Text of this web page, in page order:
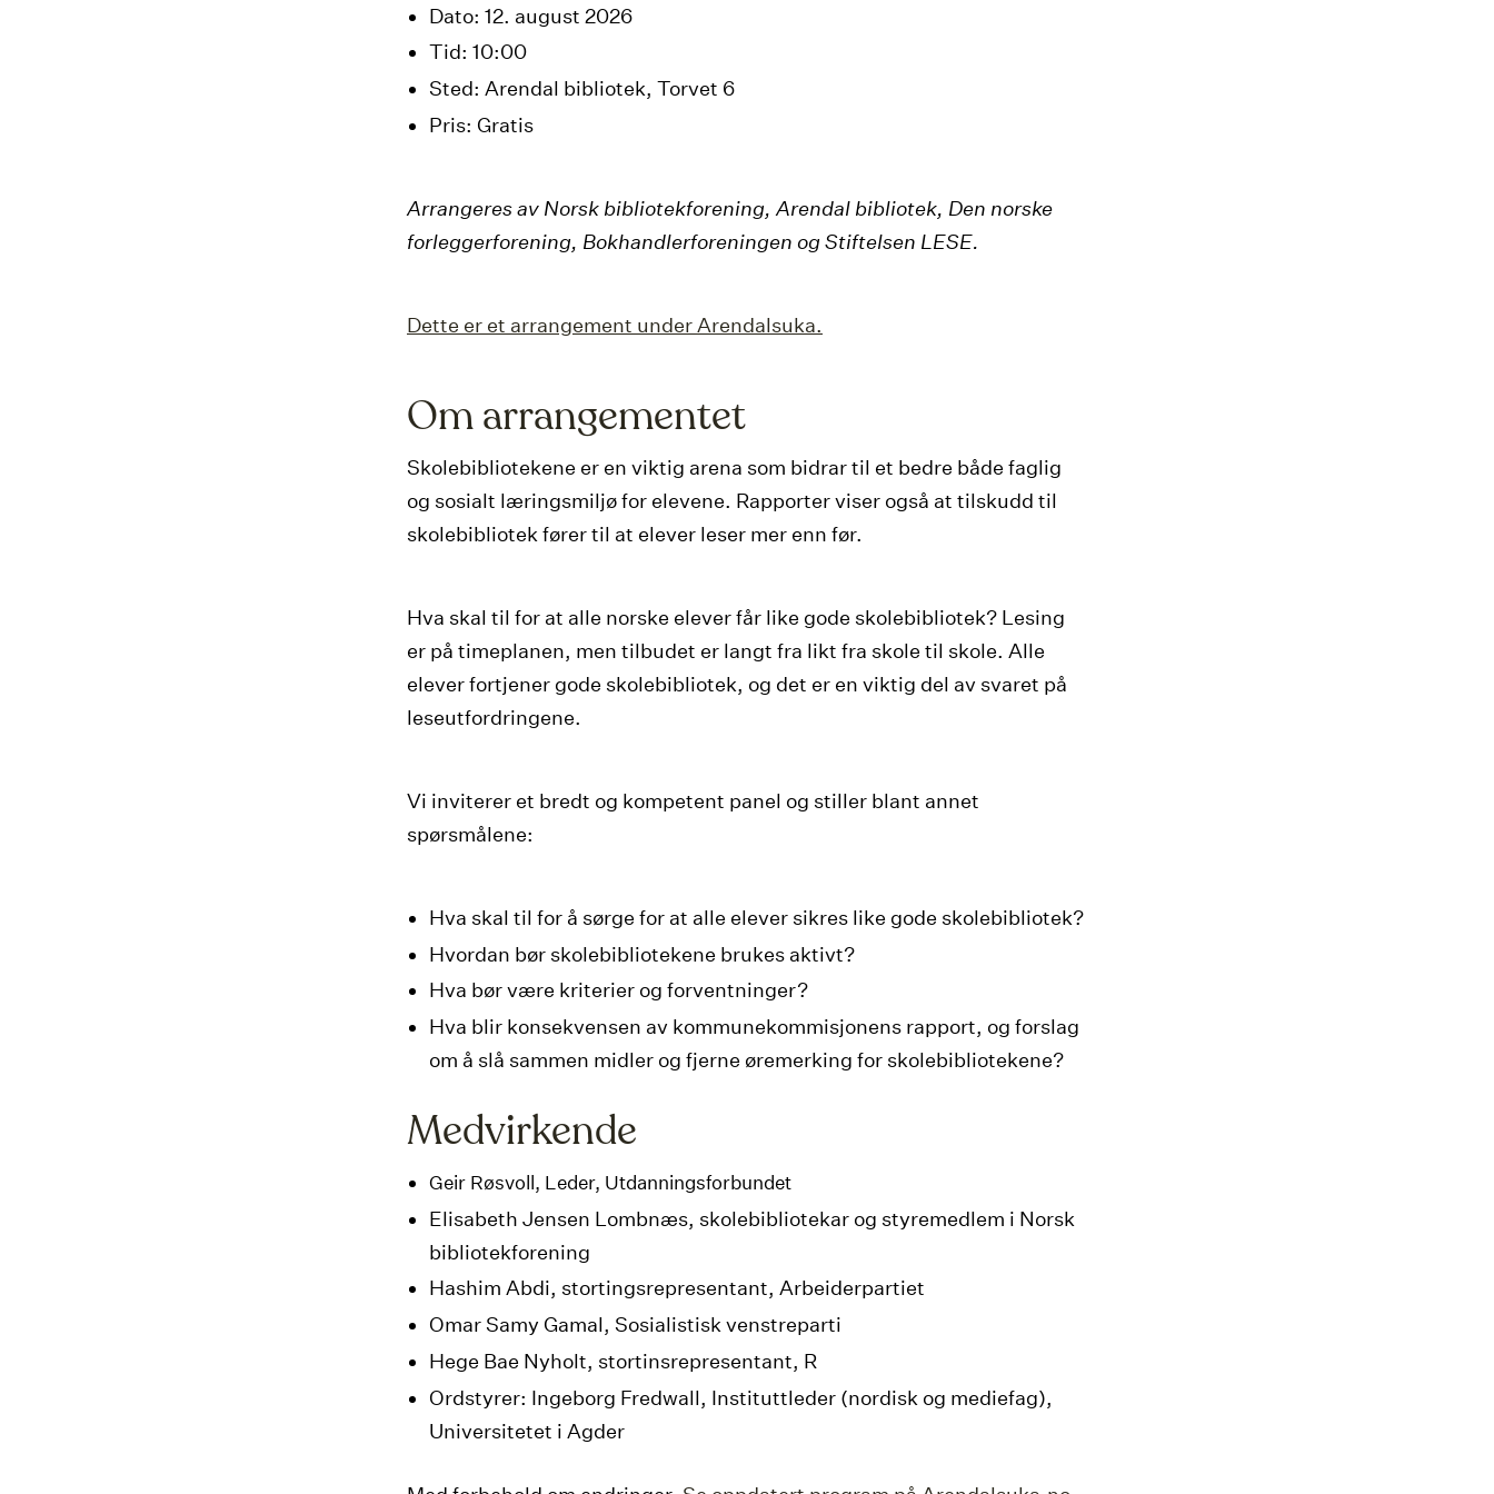
Dato: 12. august 2026
Tid: 10:00
Sted: Arendal bibliotek, Torvet 6
Pris: Gratis
Arrangeres av Norsk bibliotekforening, Arendal bibliotek, Den norske
forleggerforening, Bokhandlerforeningen og Stiftelsen LESE.
Dette er et arrangement under Arendalsuka.
Om arrangementet
Skolebibliotekene er en viktig arena som bidrar til et bedre både faglig
og sosialt læringsmiljø for elevene. Rapporter viser også at tilskudd til
skolebibliotek fører til at elever leser mer enn før.
Hva skal til for at alle norske elever får like gode skolebibliotek? Lesing
er på timeplanen, men tilbudet er langt fra likt fra skole til skole. Alle
elever fortjener gode skolebibliotek, og det er en viktig del av svaret på
leseutfordringene.
Vi inviterer et bredt og kompetent panel og stiller blant annet
spørsmålene:
Hva skal til for å sørge for at alle elever sikres like gode skolebibliotek?
Hvordan bør skolebibliotekene brukes aktivt?
Hva bør være kriterier og forventninger?
Hva blir konsekvensen av kommunekommisjonens rapport, og forslag
om å slå sammen midler og fjerne øremerking for skolebibliotekene?
Medvirkende
Geir Røsvoll, Leder, Utdanningsforbundet
Elisabeth Jensen Lombnæs, skolebibliotekar og styremedlem i Norsk
bibliotekforening
Hashim Abdi, stortingsrepresentant, Arbeiderpartiet
Omar Samy Gamal, Sosialistisk venstreparti
Hege Bae Nyholt, stortinsrepresentant, R
Ordstyrer: Ingeborg Fredwall, Instituttleder (nordisk og mediefag),
Universitetet i Agder